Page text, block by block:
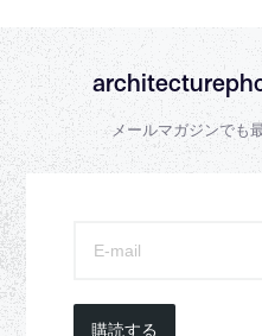
メールマガジンでも
購読する